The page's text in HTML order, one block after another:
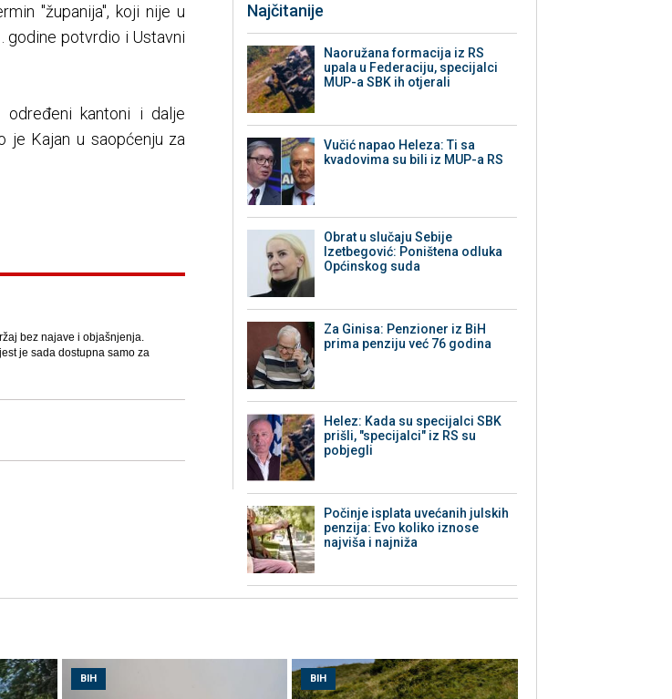
"županija", koji nije u
godine potvrdio i Ustavni
određeni kantoni i dalje
je Kajan u saopćenju za
bez najave i objašnjenja.
je sada dostupna samo za
Najčitanije
Naoružana formacija iz RS
upala u Federaciju, specijalci
MUP-a SBK ih otjerali
Vučić napao Heleza: Ti sa
kvadovima su bili iz MUP-a RS
Obrat u slučaju Sebije
Izetbegović: Poništena odluka
Općinskog suda
Za Ginisa: Penzioner iz BiH
prima penziju već 76 godina
Helez: Kada su specijalci SBK
prišli, "specijalci" iz RS su
pobjegli
Počinje isplata uvećanih julskih
penzija: Evo koliko iznose
najviša i najniža
BIH BIH